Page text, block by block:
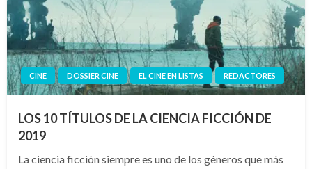
CINE DOSSIER CINE EL CINE EN LISTAS REDACTORES
LOS 10 TÍTULOS DE LA CIENCIA FICCIÓN DE
2019
La ciencia ficción siempre es uno de los géneros que más